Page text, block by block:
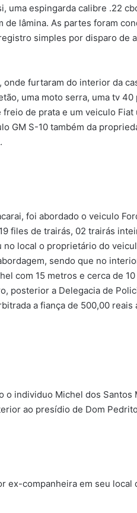
uma espingarda calibre .22
de lâmina. As partes foram
simples por disparo de
onde furtaram do interior da
uma moto serra, uma tv
de prata e um veiculo
GM S-10 também da
foi abordado o veiculo
files de trairás, 02 trairás
local o proprietário do
sendo que no
com 15 metros e cerca de
posterior a Delegacia de
a fiança de 500,00 reais
o individuo Michel dos Santos
ao presídio de Dom
ex-companheira em seu local